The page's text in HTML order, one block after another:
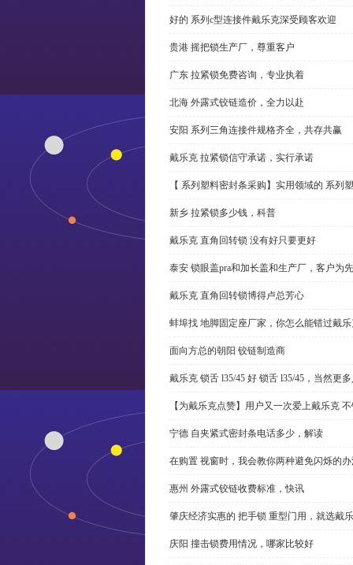
好的 系列c型连接件戴乐克深受顾客欢迎
贵港 摇把锁生产厂，尊重客户
广东 拉紧锁免费咨询，专业执着
北海 外露式铰链造价，全力以赴
安阳 系列三角连接件规格齐全，共存共赢
戴乐克 拉紧锁信守承诺，实行承诺
【 系列塑料密封条采购】实用领域的 系列
新乡 拉紧锁多少钱，科普
戴乐克 直角回转锁 没有好只要更好
泰安 锁眼盖pra和加长盖和生产厂，客户为先
戴乐克 直角回转锁博得卢总芳心
蚌埠找 地脚固定座厂家，你怎么能错过戴
面向方总的朝阳 铰链制造商
戴乐克 锁舌 l35/45 好 锁舌 l35/45，当然更
【为戴乐克点赞】用户又一次爱上戴乐克
宁德 自夹紧式密封条电话多少，解读
在购置 视窗时，我会教你两种避免闪烁的
惠州 外露式铰链收费标准，快讯
肇庆经济实惠的 把手锁 重型门用，就选戴
庆阳 撞击锁费用情况，哪家比较好